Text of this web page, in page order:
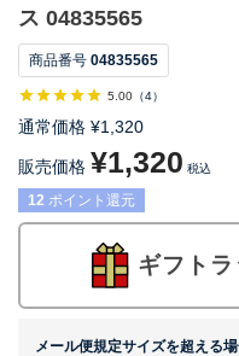
ス 04835565
商品番号 04835565
5.00 （4）
通常価格 ¥1,320
販売価格 ¥1,320 税込
12 ポイント還元
ギフト
メール便規定サイズを超える